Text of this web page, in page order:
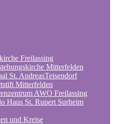
Freilassing
Mitterfelden
St. AndreasTeisendorf
Mitterfelden
AWO Freilassing
Haus St. Rupert Surheim
und Kreise